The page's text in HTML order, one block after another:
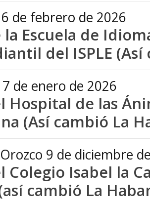
6 de febrero de 2026
la Escuela de
del ISPLE
de enero de 2026
Hospital de las
(Así cambió La
9 de diciembre
Colegio Isabel la
cambió La